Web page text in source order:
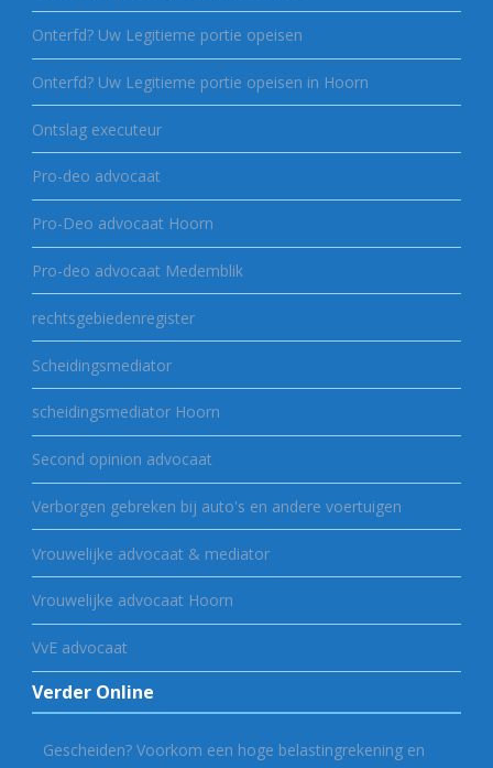
Onterfd? Uw Legitieme portie opeisen
Onterfd? Uw Legitieme portie opeisen in Hoorn
Ontslag executeur
Pro-deo advocaat
Pro-Deo advocaat Hoorn
Pro-deo advocaat Medemblik
rechtsgebiedenregister
Scheidingsmediator
scheidingsmediator Hoorn
Second opinion advocaat
Verborgen gebreken bij auto's en andere voertuigen
Vrouwelijke advocaat & mediator
Vrouwelijke advocaat Hoorn
VvE advocaat
Verder Online
Gescheiden? Voorkom een hoge belastingrekening en